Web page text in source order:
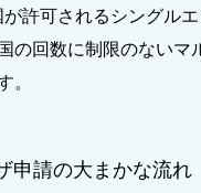
許可されるシングル
の回数に制限のないマ
。
申請の大まかな流れ